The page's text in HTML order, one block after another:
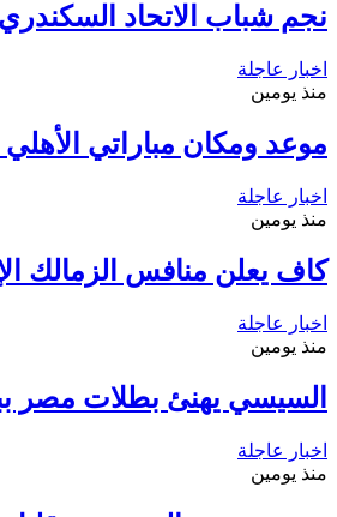
نجم شباب الاتحاد السكندري 2007 يمضي علي أولي خطوات الإحتراف
اخبار عاجلة
منذ يومين
موعد ومكان مباراتي الأهلي
اخبار عاجلة
منذ يومين
كاف يعلن منافس الزمالك
اخبار عاجلة
منذ يومين
السيسي يهنئ بطلات مصر
اخبار عاجلة
منذ يومين